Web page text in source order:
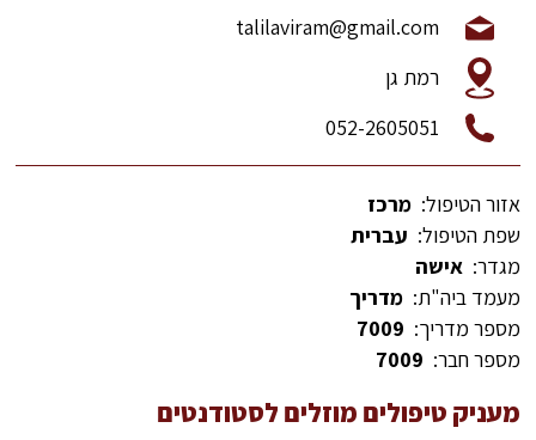
talilaviram@gmail.com
רמת גן
052-2605051
אזור הטיפול: מרכז
שפת הטיפול: עברית
מגדר: אישה
מעמד ביה"ת: מדריך
מספר מדריך: 7009
מספר חבר: 7009
מעניק טיפולים מוזלים לסטודנטים